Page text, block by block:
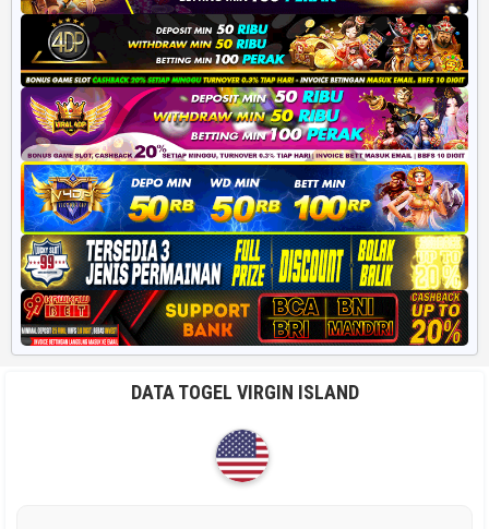
DATA TOGEL VIRGIN ISLAND